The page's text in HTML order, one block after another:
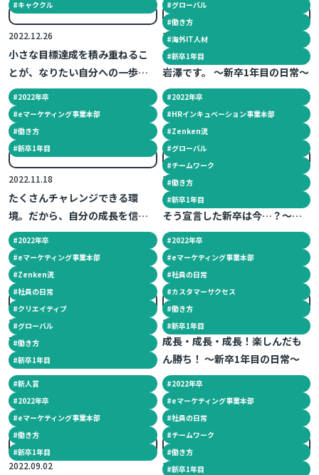
#キャククル
#グローバル
#働き方
#海外IT人材
#新卒1年目
小さな目標達成を積み重ねるこ
とが、なりたい自分への一歩に
なる～新卒1年目の日常～
2022.12.26
#2022年卒
#eマーケティング事業本部
#働き方
#新卒1年目
はじめまして、大人になりたい
岩澤です。 ～新卒1年目の日常～
2022.12.02
#2022年卒
#HRインキュベーション事業本部
#Zenken流
#グローバル
#チームワーク
#働き方
#新卒1年目
たくさんチャレンジできる環
境。だから、自分の成長を信じ
られる ～新卒1年目の日常～
2022.11.18
#2022年卒
#eマーケティング事業本部
#Zenken流
#社員の日常
#クリエイティブ
#グローバル
#働き方
#新卒1年目
「定時に帰ることが目標です」
そう宣言した新卒は今…？～新
卒1年目の日常～
2022.11.11
#2022年卒
#eマーケティング事業本部
#社員の日常
#カスタマーサクセス
#働き方
#新卒1年目
不安で仕方なかった私が前を向
き続けている理由 ～新卒1年目の
日常～
2022.09.30
#新人賞
#2022年卒
#eマーケティング事業本部
#働き方
#新卒1年目
成長・成長・成長！楽しんだも
ん勝ち！ ～新卒1年目の日常～
2022.09.09
#2022年卒
#eマーケティング事業本部
#社員の日常
#チームワーク
#働き方
#新卒1年目
2022.09.02 2022.09.01